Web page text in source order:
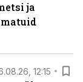
ja
12:15